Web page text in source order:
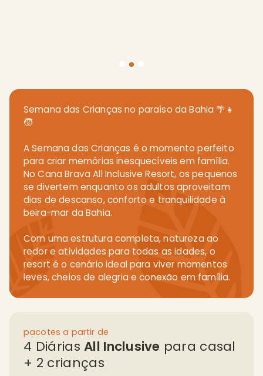
Semana das Crianças no paraíso da Bahia 🌴👧
🧒
A Semana das Crianças é o momento perfeito
para criar memórias inesquecíveis em família.
No Cana Brava All Inclusive Resort, os pequenos
se divertem enquanto os adultos aproveitam
dias de descanso, conforto e tranquilidade à
beira-mar da Bahia.
Com uma estrutura completa, natureza ao
redor e atividades para todas as idades, o
resort é o cenário ideal para viver momentos
leves, cheios de alegria e conexão em família.
pacotes a partir de
4 DiáriasAll Inclusive para casal
+ 2 crianças